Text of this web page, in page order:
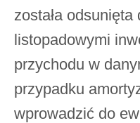
została
listopadowymi
przychodu w
przypadku
wprowadzić do